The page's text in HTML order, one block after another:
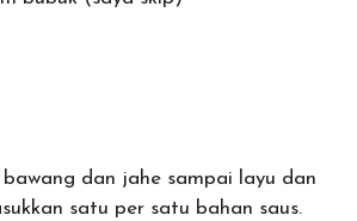
bawang dan jahe sampai layu dan
satu per satu bahan saus.